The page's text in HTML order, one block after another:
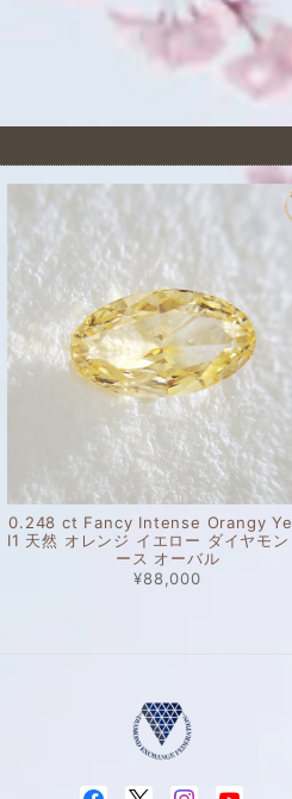
0.248 ct Fancy Intense Orangy
I1 天然 オレンジ イエロー ダイヤモ
ース オーバル
¥88,000